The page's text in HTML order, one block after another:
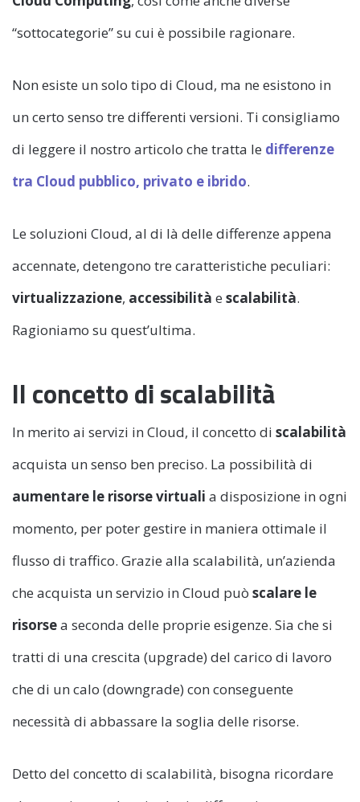
“sottocategorie” su cui è possibile ragionare.
Non esiste un solo tipo di Cloud, ma ne esistono in
un certo senso tre differenti versioni. Ti consigliamo
di leggere il nostro articolo che tratta le differenze
tra Cloud pubblico, privato e ibrido.
Le soluzioni Cloud, al di là delle differenze appena
accennate, detengono tre caratteristiche peculiari:
virtualizzazione, accessibilità e scalabilità.
Ragioniamo su quest’ultima.
Il concetto di scalabilità
In merito ai servizi in Cloud, il concetto di scalabilità
acquista un senso ben preciso. La possibilità di
aumentare le risorse virtuali a disposizione in ogni
momento, per poter gestire in maniera ottimale il
flusso di traffico. Grazie alla scalabilità, un’azienda
che acquista un servizio in Cloud può scalare le
risorsea seconda delle proprie esigenze. Sia che si
tratti di una crescita (upgrade) del carico di lavoro
che di un calo (downgrade) con conseguente
necessità di abbassare la soglia delle risorse.
Detto del concetto di scalabilità, bisogna ricordare